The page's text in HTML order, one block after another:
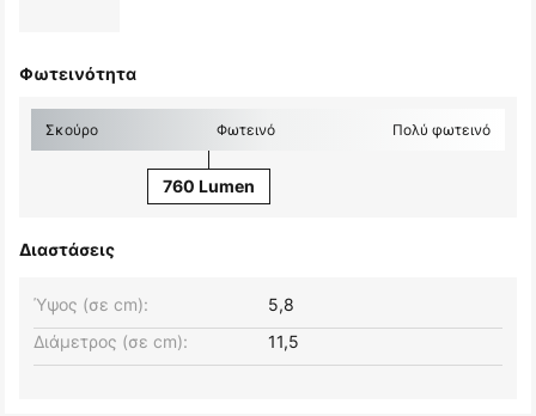
Φωτεινότητα
Σκούρο Φωτεινό Πολύ φωτεινό
760 Lumen
Διαστάσεις
Ύψος (σε cm):
5,8
Διάμετρος (σε cm):
11,5